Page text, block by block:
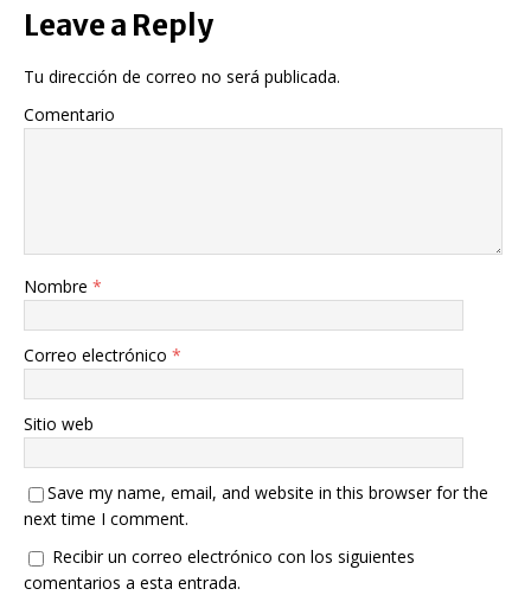
Leave a Reply
Tu dirección de correo no será publicada.
Comentario
Nombre *
Correo electrónico *
Sitio web
Save my name, email, and website in this browser for the
next time I comment.
Recibir un correo electrónico con los siguientes
comentarios a esta entrada.